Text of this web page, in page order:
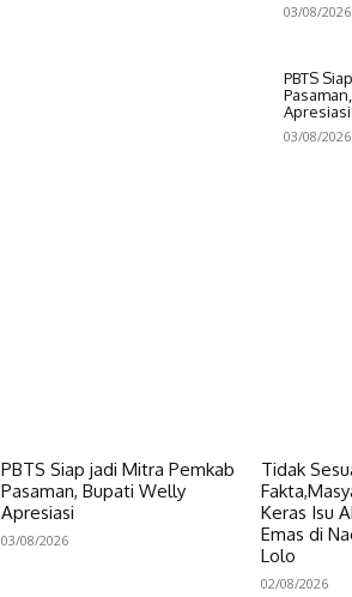
03/08/2026
PBTS
Apresiasi
03/08/2026
PBTS Siap jadi Mitra Pemkab
Pasaman, Bupati Welly
Apresiasi
03/08/2026
Tidak
Keras Isu
Emas di
Lolo
02/08/2026